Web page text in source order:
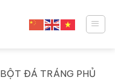
BỘT ĐÁ TRÁNG PHỦ